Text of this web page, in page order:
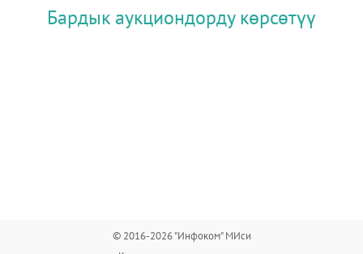
Бардык аукциондорду көрсөтүү
© 2016-2026 "Инфоком" МИси